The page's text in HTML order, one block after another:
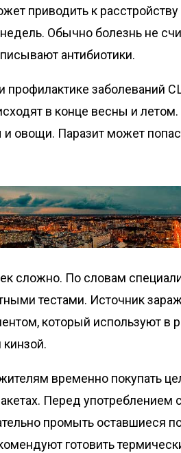
приводить к
Обычно болезнь не
антибиотики.
заболеваний
в конце весны и
овощи. Паразит может
сложно. По словам
тестами. Источник
который используют в
временно покупать
Перед употреблением
промыть оставшиеся
готовить